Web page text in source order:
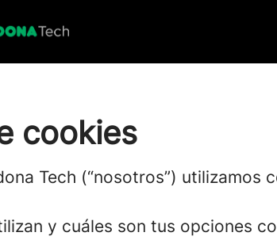
cookies
Tech (“nosotros”) utilizamos
y cuáles son tus opciones